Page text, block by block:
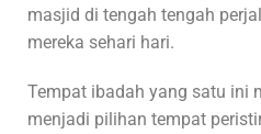
masjid di tengah tengah
mereka sehari hari.
Tempat ibadah yang satu ini
menjadi pilihan tempat